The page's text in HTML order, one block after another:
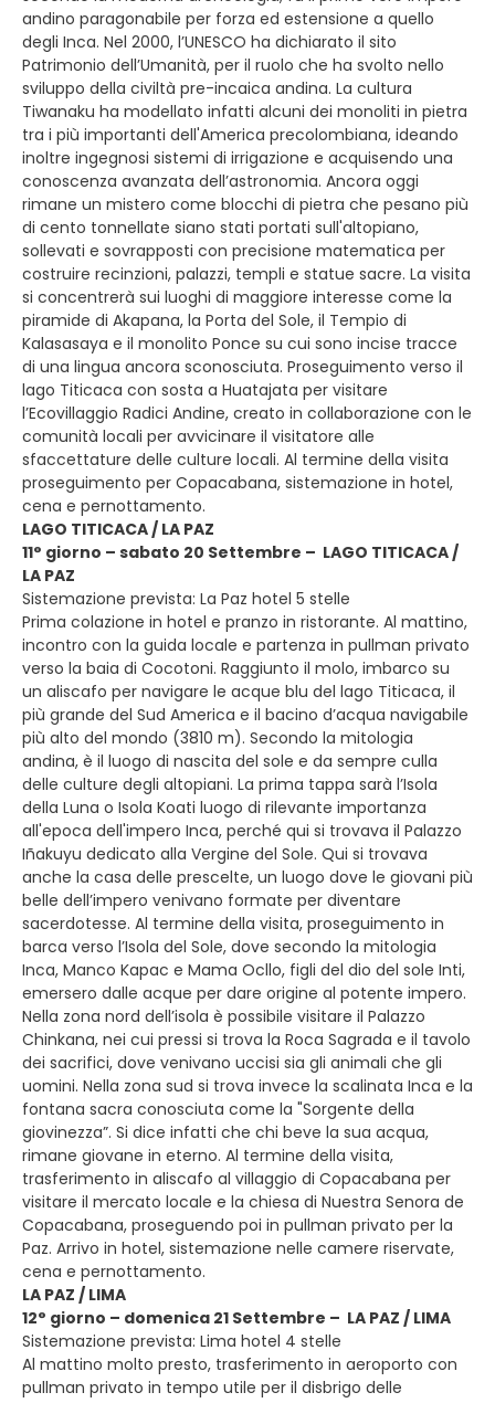
andino paragonabile per forza ed estensione a quello
degli Inca. Nel 2000, l’UNESCO ha dichiarato il sito
Patrimonio dell’Umanità, per il ruolo che ha svolto nello
sviluppo della civiltà pre-incaica andina. La cultura
Tiwanaku ha modellato infatti alcuni dei monoliti in pietra
tra i più importanti dell'America precolombiana, ideando
inoltre ingegnosi sistemi di irrigazione e acquisendo una
conoscenza avanzata dell’astronomia. Ancora oggi
rimane un mistero come blocchi di pietra che pesano più
di cento tonnellate siano stati portati sull'altopiano,
sollevati e sovrapposti con precisione matematica per
costruire recinzioni, palazzi, templi e statue sacre. La visita
si concentrerà sui luoghi di maggiore interesse come la
piramide di Akapana, la Porta del Sole, il Tempio di
Kalasasaya e il monolito Ponce su cui sono incise tracce
di una lingua ancora sconosciuta. Proseguimento verso il
lago Titicaca con sosta a Huatajata per visitare
l’Ecovillaggio Radici Andine, creato in collaborazione con le
comunità locali per avvicinare il visitatore alle
sfaccettature delle culture locali. Al termine della visita
proseguimento per Copacabana, sistemazione in hotel,
cena e pernottamento.
LAGO TITICACA / LA PAZ
11° giorno – sabato 20 Settembre – LAGO TITICACA /
LA PAZ
Sistemazione prevista: La Paz hotel 5 stelle
Prima colazione in hotel e pranzo in ristorante. Al mattino,
incontro con la guida locale e partenza in pullman privato
verso la baia di Cocotoni. Raggiunto il molo, imbarco su
un aliscafo per navigare le acque blu del lago Titicaca, il
più grande del Sud America e il bacino d’acqua navigabile
più alto del mondo (3810 m). Secondo la mitologia
andina, è il luogo di nascita del sole e da sempre culla
delle culture degli altopiani. La prima tappa sarà l’Isola
della Luna o Isola Koati luogo di rilevante importanza
all'epoca dell'impero Inca, perché qui si trovava il Palazzo
Iñakuyu dedicato alla Vergine del Sole. Qui si trovava
anche la casa delle prescelte, un luogo dove le giovani più
belle dell’impero venivano formate per diventare
sacerdotesse. Al termine della visita, proseguimento in
barca verso l’Isola del Sole, dove secondo la mitologia
Inca, Manco Kapac e Mama Ocllo, figli del dio del sole Inti,
emersero dalle acque per dare origine al potente impero.
Nella zona nord dell’isola è possibile visitare il Palazzo
Chinkana, nei cui pressi si trova la Roca Sagrada e il tavolo
dei sacrifici, dove venivano uccisi sia gli animali che gli
uomini. Nella zona sud si trova invece la scalinata Inca e la
fontana sacra conosciuta come la "Sorgente della
giovinezza”. Si dice infatti che chi beve la sua acqua,
rimane giovane in eterno. Al termine della visita,
trasferimento in aliscafo al villaggio di Copacabana per
visitare il mercato locale e la chiesa di Nuestra Senora de
Copacabana, proseguendo poi in pullman privato per la
Paz. Arrivo in hotel, sistemazione nelle camere riservate,
cena e pernottamento.
LA PAZ / LIMA
12° giorno – domenica 21 Settembre – LA PAZ / LIMA
Sistemazione prevista: Lima hotel 4 stelle
Al mattino molto presto, trasferimento in aeroporto con
pullman privato in tempo utile per il disbrigo delle